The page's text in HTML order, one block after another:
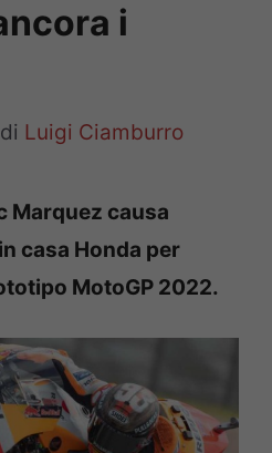
i
di Luigi Ciamburro
Marquez causa
casa Honda per
MotoGP 2022.